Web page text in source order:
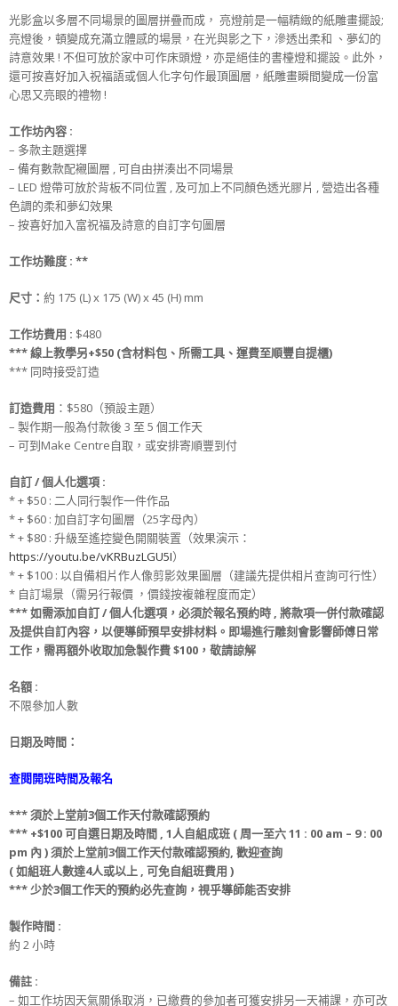
光影盒以多層不同場景的圖層拼疊而成， 亮燈前是一幅精緻的紙雕畫擺設;
亮燈後，頓變成充滿立體感的場景，在光與影之下，滲透出柔和 、夢幻的
詩意效果 ! 不但可放於家中可作床頭燈，亦是絕佳的書檯燈和擺設。此外，
還可按喜好加入祝福語或個人化字句作最頂圖層，紙雕畫瞬間變成一份富
心思又亮眼的禮物 !
工作坊內容 :
– 多款主題選擇
– 備有數款配襯圖層 , 可自由拼湊出不同場景
– LED 燈帶可放於背板不同位置 , 及可加上不同顏色透光膠片 , 營造出各種
色調的柔和夢幻效果
– 按喜好加入富祝福及詩意的自訂字句圖層
工作坊難度 : **
尺寸 ： 約 175 (L) x 175 (W) x 45 (H) mm
工作坊費用 : $480
*** 線上教學另+$50 (含材料包、所需工具、運費至順豐自提櫃)
*** 同時接受訂造
訂造費用 ：$580（預設主題）
– 製作期一般為付款後 3 至 5 個工作天
– 可到Make Centre自取，或安排寄順豐到付
自訂 / 個人化選項 :
* + $50 : 二人同行製作一件作品
* + $60 : 加自訂字句圖層（25字母內）
* + $80 : 升級至遙控變色開關裝置（效果演示：
https://youtu.be/vKRBuzLGU5I）
* + $100 : 以自備相片作人像剪影效果圖層（建議先提供相片查詢可行性）
* 自訂場景（需另行報價 ，價錢按複雜程度而定）
***如需添加自訂 / 個人化選項 ，必須於報名預約時 , 將款項一併付款確認
及提供自訂內容， 以便導師預早安排材料 。 即場進行雕刻會影響師傅日常
工作， 需再額外收取加急製作費$100，敬請諒解
名額 :
不限參加人數
日期及時間：
查閱開班時間及報名
***須於上堂前3個工作天付款確認預約
*** +$100可自選日期及時間 , 1人自組成班 ( 周一至六 11 : 00 am – 9 : 00
pm 內 )須於上堂前3個工作天付款確認預約, 歡迎查詢
(如組班人數達4人或以上 , 可免自組班費用 )
*** 少於3個工作天的預約必先查詢，視乎導師能否安排
製作時間 :
約 2 小時
備註 :
– 如工作坊因天氣關係取消，已繳費的參加者可獲安排另一天補課，亦可改